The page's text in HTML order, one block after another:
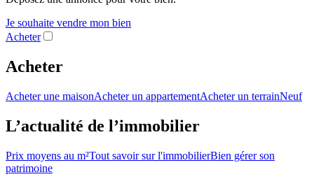
Je souhaite vendre mon bien
Acheter
Acheter
Acheter une maisonAcheter un appartementAcheter un terrainNeuf
L’actualité de l’immobilier
Prix moyens au m²Tout savoir sur l'immobilierBien gérer son
patrimoine